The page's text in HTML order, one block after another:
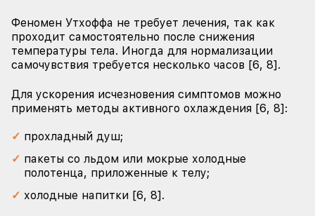
Феномен Утхоффа не требует лечения, так как
проходит самостоятельно после снижения
температуры тела. Иногда для нормализации
самочувствия требуется несколько часов [6, 8].
Для ускорения исчезновения симптомов можно
применять методы активного охлаждения [6, 8]:
прохладный душ;
пакеты со льдом или мокрые холодные
полотенца, приложенные к телу;
холодные напитки [6, 8].